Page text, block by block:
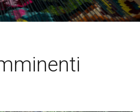
così